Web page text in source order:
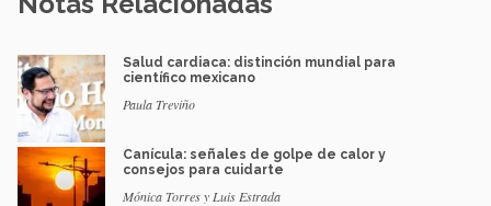
Salud cardiaca: distinción mundial para
científico mexicano
Paula Treviño
Canícula: señales de golpe de calor y
consejos para cuidarte
Mónica Torres y Luis Estrada